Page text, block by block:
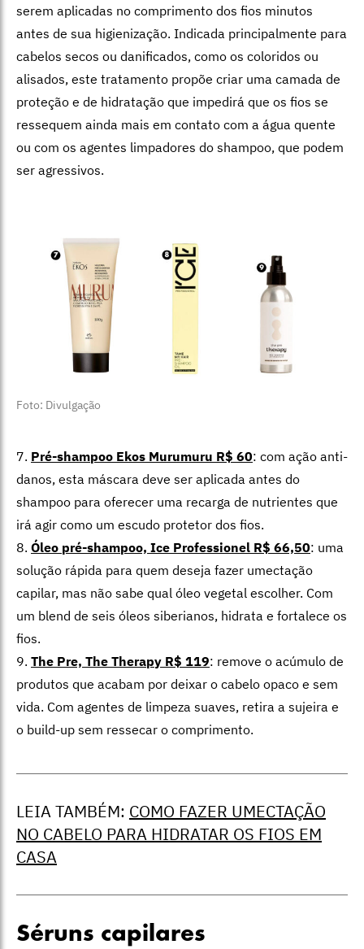
serem aplicadas no comprimento dos fios minutos
antes de sua higienização. Indicada principalmente para
cabelos secos ou danificados, como os coloridos ou
alisados, este tratamento propõe criar uma camada de
proteção e de hidratação que impedirá que os fios se
ressequem ainda mais em contato com a água quente
ou com os agentes limpadores do shampoo, que podem
ser agressivos.
Foto: Divulgação
7. Pré-shampoo Ekos Murumuru R$ 60: com ação anti-
danos, esta máscara deve ser aplicada antes do
shampoo para oferecer uma recarga de nutrientes que
irá agir como um escudo protetor dos fios.
8. Óleo pré-shampoo, Ice Professionel R$ 66,50: uma
solução rápida para quem deseja fazer umectação
capilar, mas não sabe qual óleo vegetal escolher. Com
um blend de seis óleos siberianos, hidrata e fortalece os
fios.
9. The Pre, The Therapy R$ 119: remove o acúmulo de
produtos que acabam por deixar o cabelo opaco e sem
vida. Com agentes de limpeza suaves, retira a sujeira e
o build-up sem ressecar o comprimento.
LEIA TAMBÉM: COMO FAZER UMECTAÇÃO
NO CABELO PARA HIDRATAR OS FIOS EM
CASA
Séruns capilares